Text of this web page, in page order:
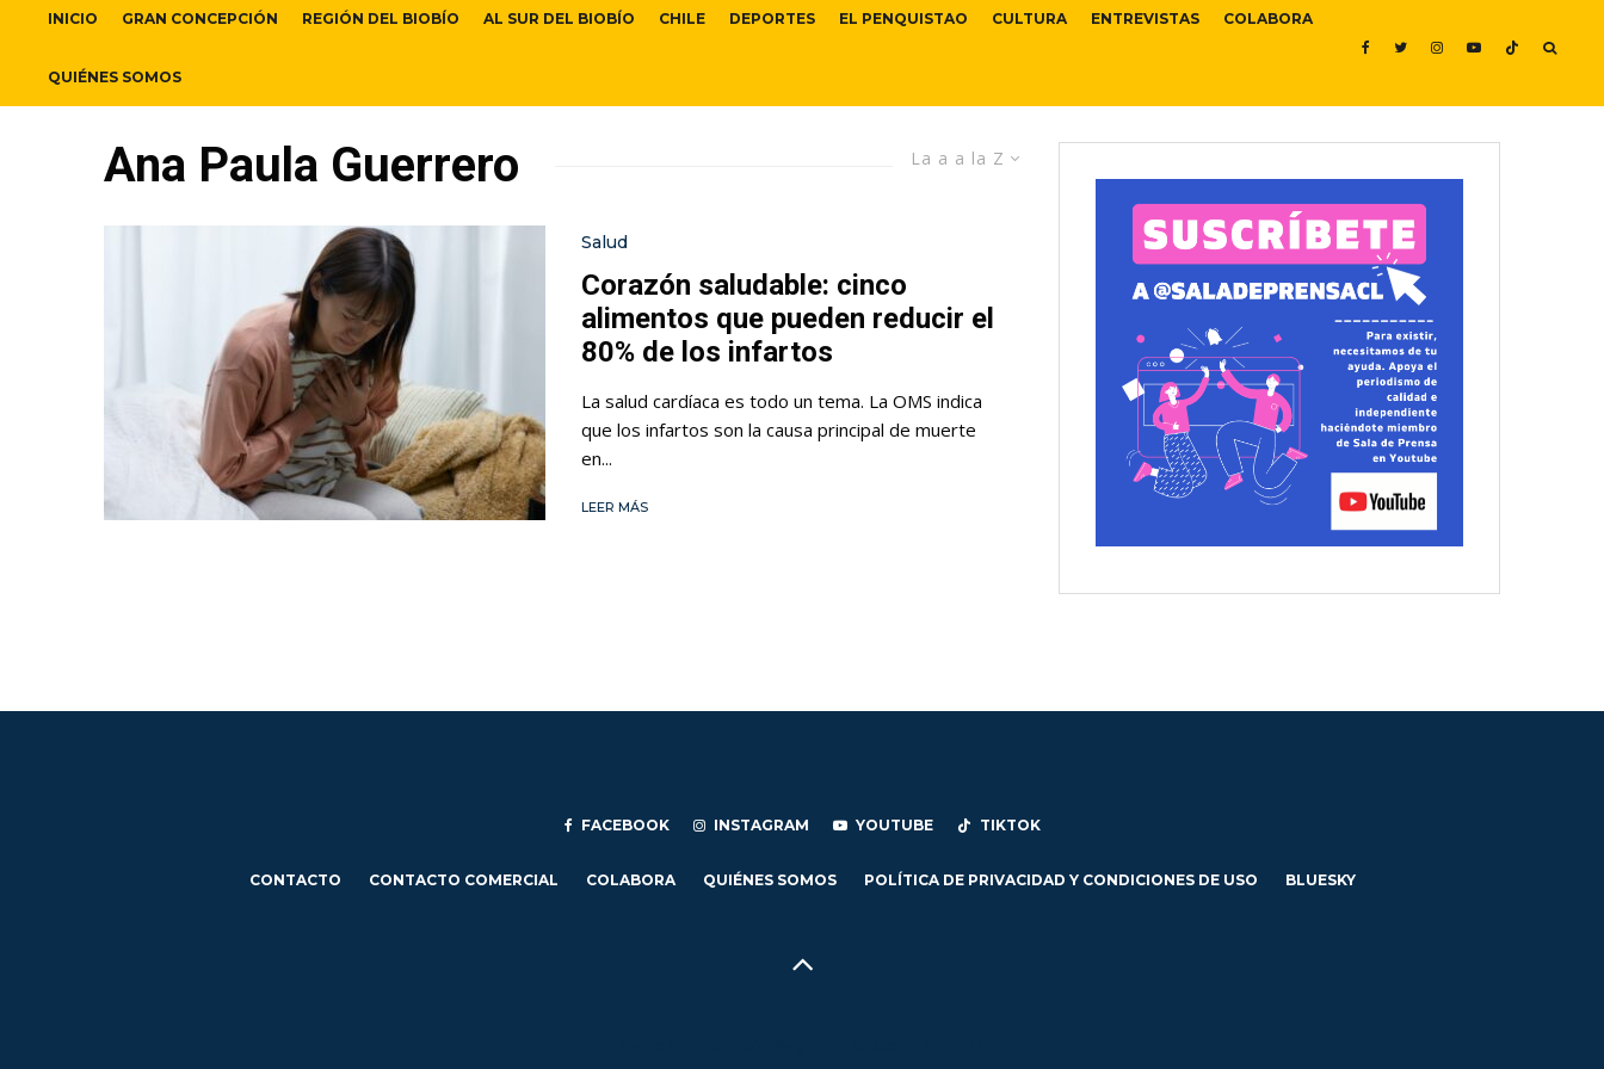
INICIO GRAN CONCEPCIÓN REGIÓN DEL BIOBÍO AL SUR DEL BIOBÍO CHILE DEPORTES EL PENQUISTAO CULTURA ENTREVISTAS COLABORA
QUIÉNES SOMOS
La a a la Z
Ana Paula Guerrero
Salud
Corazón saludable: cinco
alimentos que pueden reducir el
80% de los infartos
La salud cardíaca es todo un tema. La OMS indica
que los infartos son la causa principal de muerte
en...
LEER MÁS
FACEBOOK INSTAGRAM YOUTUBE TIKTOK
CONTACTO CONTACTO COMERCIAL COLABORA QUIÉNES SOMOS POLÍTICA DE PRIVACIDAD Y CONDICIONES DE USO BLUESKY